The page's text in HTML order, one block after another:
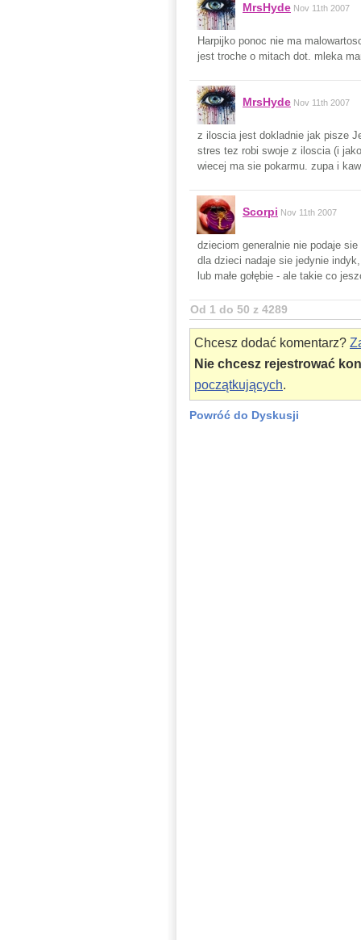
MrsHyde Nov 11th 2007
Harpijko ponoc nie ma
jest troche o mitach dot. mleka
MrsHyde Nov 11th 2007
z iloscia jest dokladnie jak pisze
stres tez robi swoje z iloscia (i
wiecej ma sie pokarmu. zupa i
Scorpi Nov 11th 2007
dzieciom generalnie nie podaje
dla dzieci nadaje sie jedynie
lub małe gołębie - ale takie co
Od 1 do 50 z 4289
Chcesz dodać komentarz?
Nie chcesz rejestrować
początkujących.
Powróć do Dyskusji